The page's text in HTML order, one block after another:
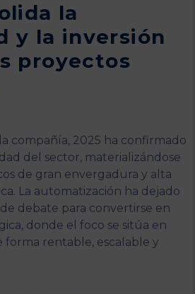
la
y la inversión
proyectos
compañía, 2025 ha confirmado
del sector, materializándose
de gran envergadura y alta
La automatización ha dejado
debate para convertirse en
donde el foco se sitúa en
rentable, escalable y